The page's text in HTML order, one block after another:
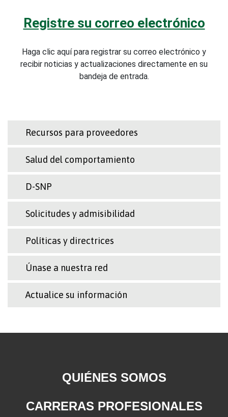
Registre su correo electrónico
Haga clic aquí para registrar su correo electrónico y
recibir noticias y actualizaciones directamente en su
bandeja de entrada.
Recursos para proveedores
Salud del comportamiento
D-SNP
Solicitudes y admisibilidad
Políticas y directrices
Únase a nuestra red
Actualice su información
QUIÉNES SOMOS
CARRERAS PROFESIONALES